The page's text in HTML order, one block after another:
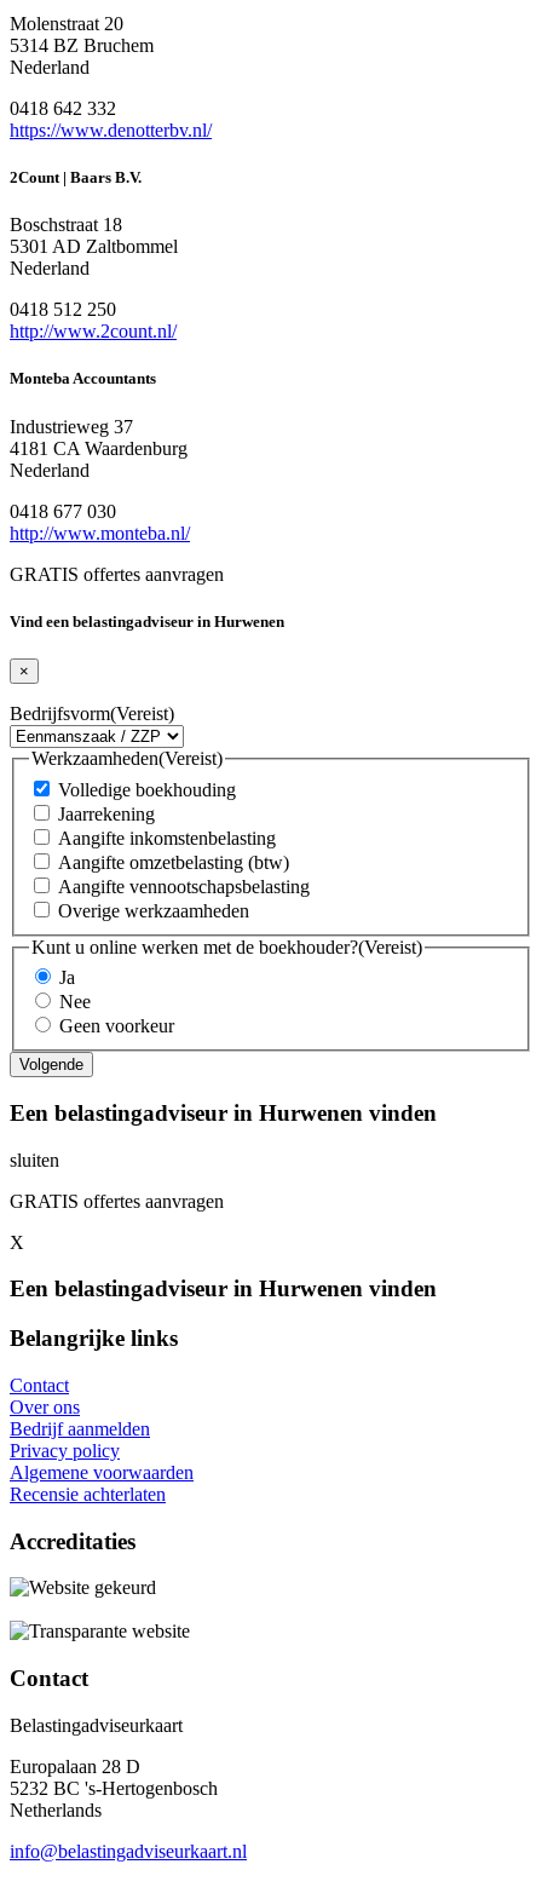
Molenstraat 20
5314 BZ Bruchem
Nederland
0418 642 332
https://www.denotterbv.nl/
2Count | Baars B.V.
Boschstraat 18
5301 AD Zaltbommel
Nederland
0418 512 250
http://www.2count.nl/
Monteba Accountants
Industrieweg 37
4181 CA Waardenburg
Nederland
0418 677 030
http://www.monteba.nl/
GRATIS offertes aanvragen
Vind een belastingadviseur in Hurwenen
×
Bedrijfsvorm(Vereist)
Werkzaamheden(Vereist)
Volledige boekhouding
Jaarrekening
Aangifte inkomstenbelasting
Aangifte omzetbelasting (btw)
Aangifte vennootschapsbelasting
Overige werkzaamheden
Kunt u online werken met de boekhouder?(Vereist)
Ja
Nee
Geen voorkeur
Een belastingadviseur in Hurwenen vinden
sluiten
GRATIS offertes aanvragen
X
Een belastingadviseur in Hurwenen vinden
Belangrijke links
Contact
Over ons
Bedrijf aanmelden
Privacy policy
Algemene voorwaarden
Recensie achterlaten
Accreditaties
Contact
Belastingadviseurkaart
Europalaan 28 D
5232 BC 's-Hertogenbosch
Netherlands
info@belastingadviseurkaart.nl